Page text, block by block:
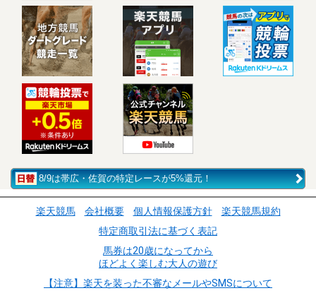
8/9は帯広・佐賀の特定レースが5%還元！
楽天競馬 会社概要 個人情報保護方針
楽天競馬規約
特定商取引法に基づく表記
馬券は20歳になってから
ほどよく楽しむ大人の遊び
【注意】楽天を装った不審なメールやSMSについて